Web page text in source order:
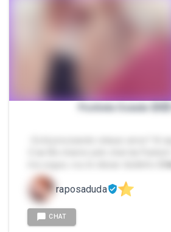
Punheta Guiada 🥴🥵
raposaduda
CHAT